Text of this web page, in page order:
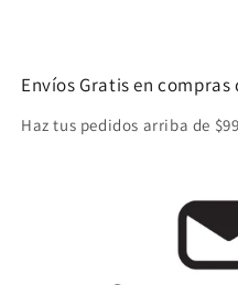
Envíos Gratis en compras
Haz tus pedidos arriba de